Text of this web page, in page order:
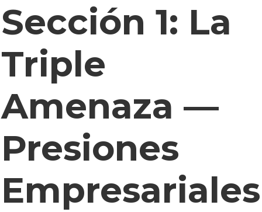
Sección 1: La
Triple
Amenaza —
Presiones
Empresariales